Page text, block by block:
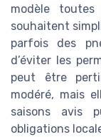
modèle
souhaitent
parfois des
d’éviter les
peut être
modéré, mais
saisons avis
obligations